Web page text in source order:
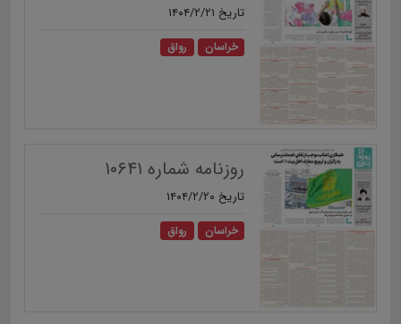
تاریخ ۱۴۰۴/۲/۲۱
خراسان رواق
روزنامه شماره ۱۰۶۴۱
تاریخ ۱۴۰۴/۲/۲۰
خراسان رواق